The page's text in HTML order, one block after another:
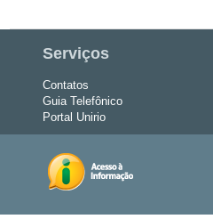
Serviços
Contatos
Guia Telefônico
Portal Unirio